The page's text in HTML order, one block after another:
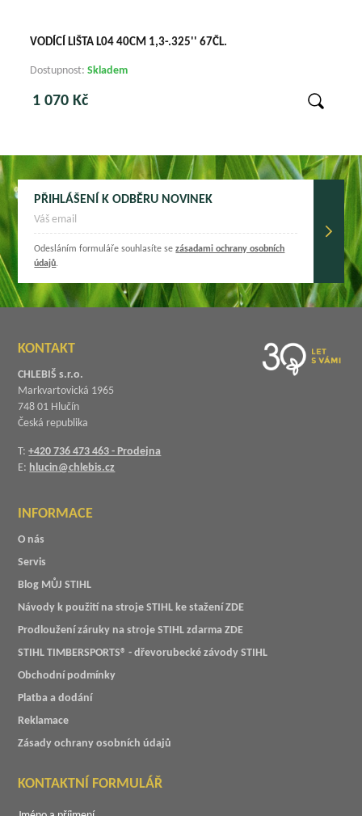
VODÍCÍ LIŠTA L04 40CM 1,3-.325'' 67ČL.
Dostupnost:Skladem
1 070 Kč
PŘIHLÁŠENÍ K ODBĚRU NOVINEK
Odesláním formuláře souhlasíte sezásadami ochrany osobních
údajů.
KONTAKT
CHLEBIŠ s.r.o.
Markvartovická 1965
748 01 Hlučín
Česká republika
T:+420 736 473 463 - Prodejna
E: hlucin@chlebis.cz
INFORMACE
O nás
Servis
Blog MŮJ STIHL
Návody k použití na stroje STIHL ke stažení ZDE
Prodloužení záruky na stroje STIHL zdarma ZDE
STIHL TIMBERSPORTS® - dřevorubecké závody STIHL
Obchodní podmínky
Platba a dodání
Reklamace
Zásady ochrany osobních údajů
KONTAKTNÍ FORMULÁŘ